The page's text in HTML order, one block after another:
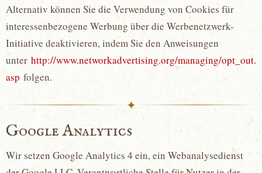
Alternativ können Sie die Verwendung von Cookies für
interessenbezogene Werbung über die Werbenetzwerk-
Initiative deaktivieren, indem Sie den Anweisungen
unter http://www.networkadvertising.org/managing/opt_out.
asp folgen.
✦
Google Analytics
Wir setzen Google Analytics 4 ein, ein Webanalysedienst